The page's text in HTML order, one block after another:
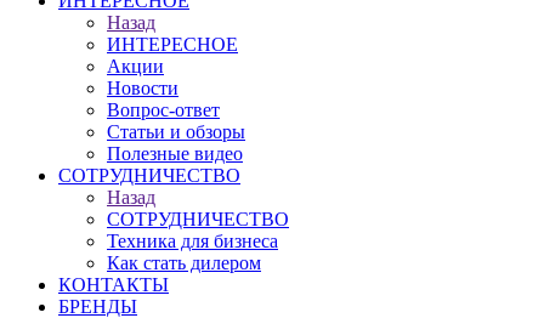
Назад
ИНТЕРЕСНОЕ
Акции
Новости
Вопрос-ответ
Статьи и обзоры
Полезные видео
СОТРУДНИЧЕСТВО
Назад
СОТРУДНИЧЕСТВО
Техника для бизнеса
Как стать дилером
КОНТАКТЫ
БРЕНДЫ